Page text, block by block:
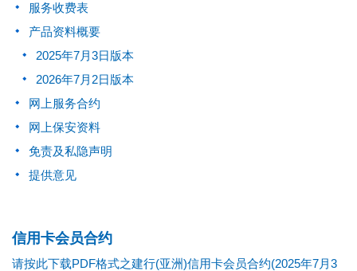
服务收费表
产品资料概要
2025年7月3日版本
2026年7月2日版本
网上服务合约
网上保安资料
免责及私隐声明
提供意见
信用卡会员合约
请按此下载PDF格式之建行(亚洲)信用卡会员合约(2025年7月3